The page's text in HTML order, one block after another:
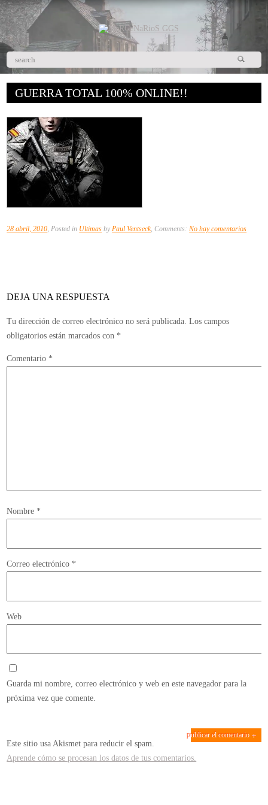
GUERRA TOTAL 100% ONLINE!!
28 abril, 2010, Posted in Ultimas byPaul Ventseck, Comments:No hay comentariosen
DEJA UNA RESPUESTA
Tu dirección de correo electrónico no será publicada. Los campos
obligatorios están marcados con *
Comentario *
Nombre *
Correo electrónico *
Web
Guarda mi nombre, correo electrónico y web en este navegador para la
próxima vez que comente.
Este sitio usa Akismet para reducir el spam.
Aprende cómo se procesan los datos de tus comentarios.